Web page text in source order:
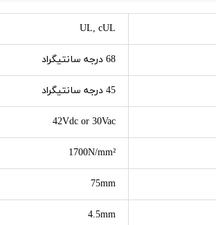
UL, cUL
68 درجه سانتیگراد
45 درجه سانتیگراد
42Vdc or 30Vac
1700N/mm²
75mm
4.5mm